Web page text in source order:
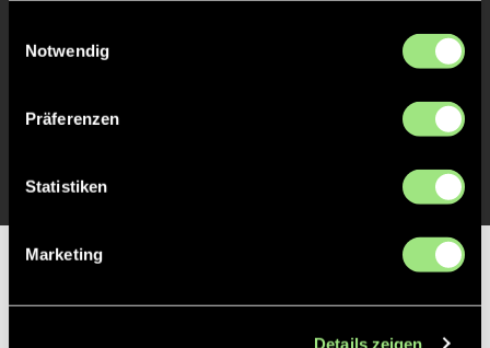
Notwendig
Präferenzen
Statistiken
Marketing
Details zeigen